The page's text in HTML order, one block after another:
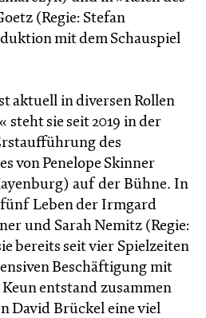
(Regie: Stefan
mit dem Schauspiel
aktuell in diversen Rollen
steht sie seit 2019 in der
des
von Penelope Skinner
auf der Bühne. In
Leben der Irmgard
und Sarah Nemitz (Regie:
bereits seit vier Spielzeiten
Beschäftigung mit
entstand zusammen
David Brückel eine viel